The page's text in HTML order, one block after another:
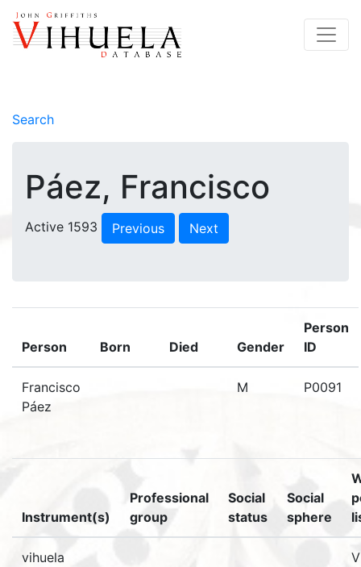
Search
Páez, Francisco
Active 1593 Previous Next
Person Born Died Gender
Person
ID
Francisco
Páez
M P0091
Instrument(s)
Professional
group
Social
status
Social
sphere
vihuela